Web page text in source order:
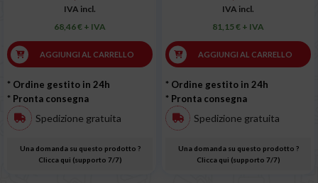
IVA incl.
68,46 € + IVA
AGGIUNGI AL CARRELLO
* Ordine gestito in 24h
* Pronta consegna
Spedizione gratuita
Una domanda su questo prodotto ?
Clicca qui (supporto 7/7)
IVA incl.
81,15 € + IVA
AGGIUNGI AL CARRELLO
* Ordine gestito in 24h
* Pronta consegna
Spedizione gratuita
Una domanda su questo prodotto ?
Clicca qui (supporto 7/7)